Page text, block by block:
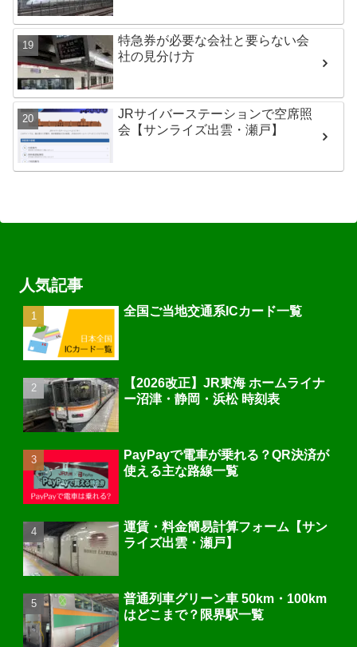
特急券が必要な会社と要らない会
社の見分け方
JRサイバーステーションで空席照
会【サンライズ出雲・瀬戸】
人気記事
全国ご当地交通系ICカード一覧
【2026改正】JR東海 ホームライナ
ー沼津・静岡・浜松 時刻表
PayPayで電車が乗れる？QR決済が
使える主な路線一覧
運賃・料金簡易計算フォーム【サン
ライズ出雲・瀬戸】
普通列車グリーン車 50km・100km
はどこまで？限界駅一覧